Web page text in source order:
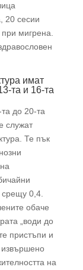
20 сесии
мигрена.
имат
та и 16-та
до 20-та
служат
Те пък
срещу 0,4.
обаче
„води до
пристъпи и
извършено
на